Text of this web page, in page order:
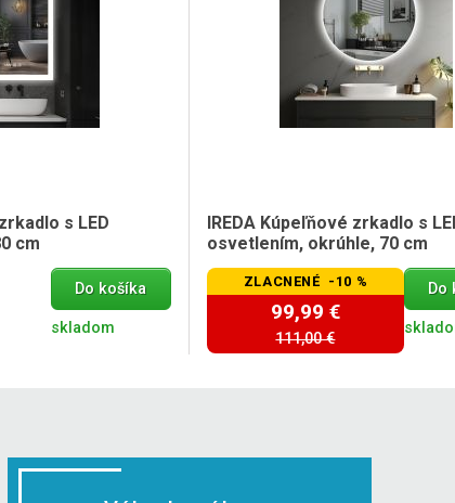
s LED
cm
Do košíka
skladom
IREDA Kúpeľňové zrkadlo s
osvetlením, okrúhle, 70 cm
ZLACNENÉ -10 %
99,99 €
111,00 €
Do